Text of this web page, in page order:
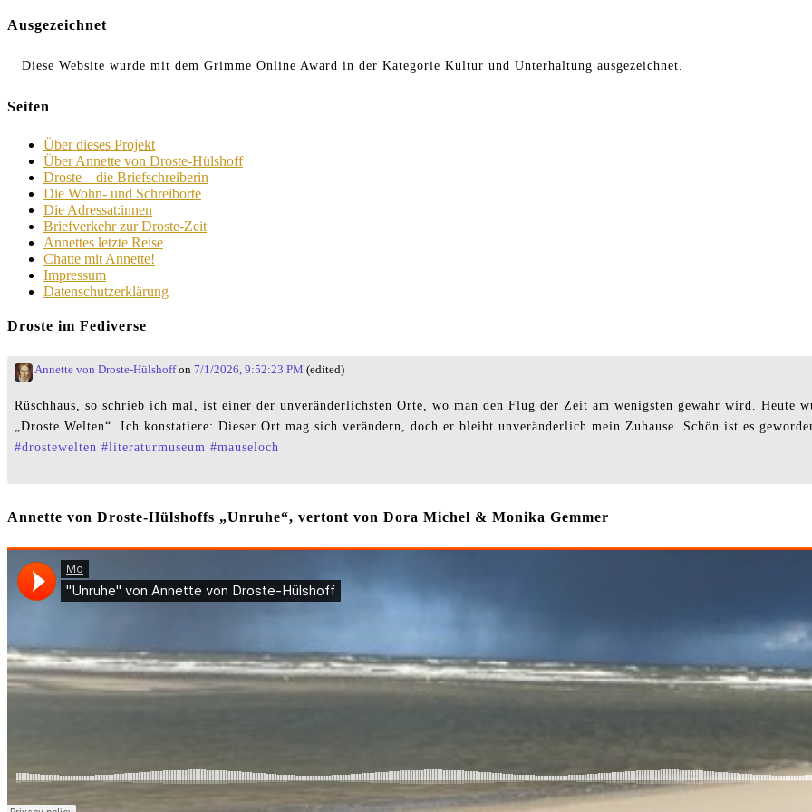
Ausgezeichnet
Diese Website wurde mit dem Grimme Online Award in der Kategorie Kultur und Unterhaltung ausgezeichnet.
Seiten
Über dieses Projekt
Über Annette von Droste-Hülshoff
Droste – die Briefschreiberin
Die Wohn- und Schreiborte
Die Adressat:innen
Briefverkehr zur Droste-Zeit
Annettes letzte Reise
Chatte mit Annette!
Impressum
Datenschutzerklärung
Droste im Fediverse
Annette von Droste-Hülshoffon 7/1/2026, 9:52:23 PM (edited)
Rüschhaus, so schrieb ich mal, ist einer der unveränderlichsten Orte, wo man den Flug der Zeit am wenigsten gewahr wird. Heute
„Droste Welten“. Ich konstatiere: Dieser Ort mag sich verändern, doch er bleibt unveränderlich mein Zuhause. Schön ist es
#drostewelten #literaturmuseum #mauseloch
Annette von Droste-Hülshoffs „Unruhe“, vertont von Dora Michel & Monika Gemmer